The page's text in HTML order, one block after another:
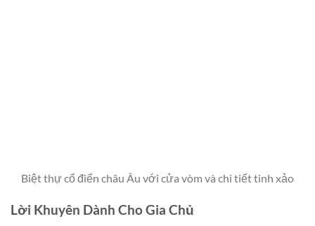
Biệt thự cổ điển châu Âu với cửa vòm và chi tiết tinh xảo
Lời Khuyên Dành Cho Gia Chủ